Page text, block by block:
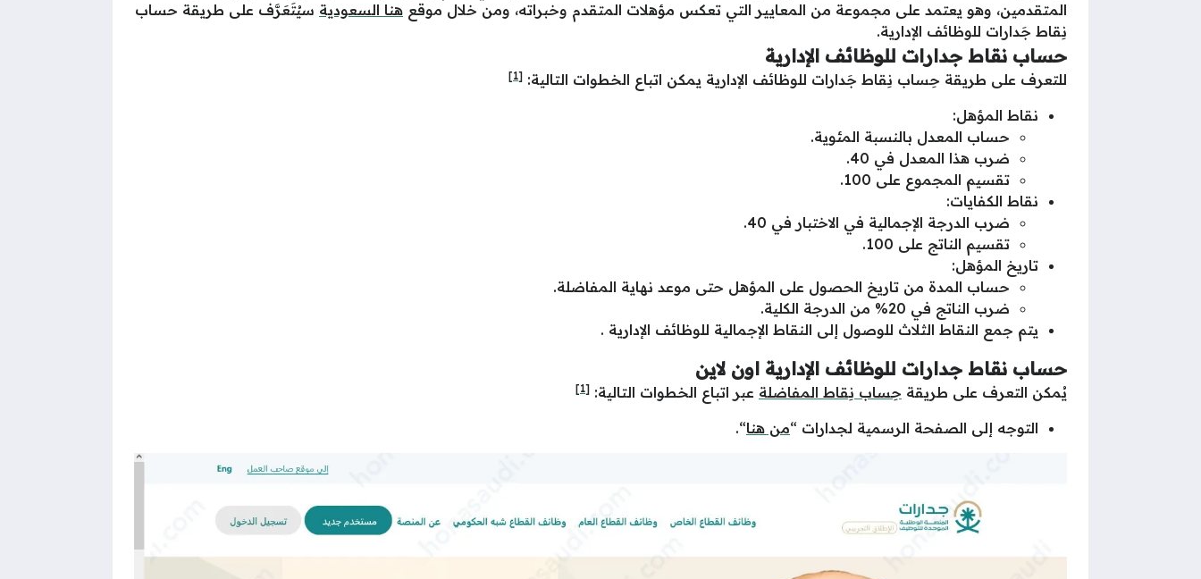
المتقدمين، وهو يعتمد على مجموعة من المعايير التي تعكس مؤهلات المتقدم وخبراته، ومن خلال موقع هنا السعودية سيُتَعَرَّف على طريقة حساب
نِقاط جَدارات للوظائف الإدارية.
حساب نقاط جدارات للوظائف الإدارية
للتعرف على طريقة حِساب نِقاط جَدارات للوظائف الإدارية يمكن اتباع الخطوات التالية: [1]
نقاط المؤهل:
حساب المعدل بالنسبة المئوية.
ضرب هذا المعدل في 40.
تقسيم المجموع على 100.
نقاط الكفايات:
ضرب الدرجة الإجمالية في الاختبار في 40.
تقسيم الناتج على 100.
تاريخ المؤهل:
حساب المدة من تاريخ الحصول على المؤهل حتى موعد نهاية المفاضلة.
ضرب الناتج في 20% من الدرجة الكلية.
يتم جمع النقاط الثلاث للوصول إلى النقاط الإجمالية للوظائف الإدارية .
حساب نقاط جدارات للوظائف الإدارية اون لاين
يُمكن التعرف على طريقة حِساب نِقاط المفاضلة عبر اتباع الخطوات التالية: [1]
التوجه إلى الصفحة الرسمية لجدارات “من هنا“.